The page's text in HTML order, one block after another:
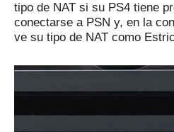
tipo de NAT si su PS4 tiene
conectarse a PSN y, en la
ve su tipo de NAT como